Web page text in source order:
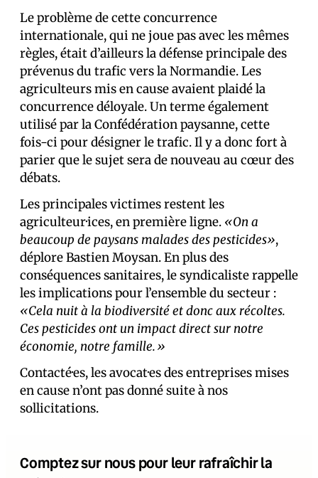
Le problème de cette concurrence
internationale, qui ne joue pas avec les mêmes
règles, était d’ailleurs la défense principale des
prévenus du trafic vers la Normandie. Les
agriculteurs mis en cause avaient plaidé la
concurrence déloyale. Un terme également
utilisé par la Confédération paysanne, cette
fois-ci pour désigner le trafic. Il y a donc fort à
parier que le sujet sera de nouveau au cœur des
débats.
Les principales victimes restent les
agriculteur·ices, en première ligne. «On a
beaucoup de paysans malades des pesticides»,
déplore Bastien Moysan. En plus des
conséquences sanitaires, le syndicaliste rappelle
les implications pour l’ensemble du secteur :
«Cela nuit à la biodiversité et donc aux récoltes.
Ces pesticides ont un impact direct sur notre
économie, notre famille.»
Contacté·es, les avocat·es des entreprises mises
en cause n’ont pas donné suite à nos
sollicitations.
Comptez sur nous pour leur rafraîchir la